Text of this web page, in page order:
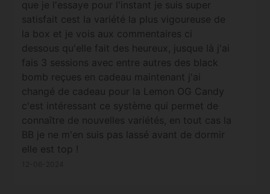
que je l'essaye pour l'instant je suis super
satisfait cest la variété la plus vigoureuse de
la box et je vois aux commentaires ci
dessous qu'elle fait des heureux, jusque là j'ai
fais 3 sessions avec entre autres des black
bomb reçues en cadeau maintenant j'ai
changé de cadeau pour la Lemon OG Candy
c'est intéressant ce système qui permet de
connaître de nouvelles variétés, en tout cas la
BB je ne m'en suis pas lassé avant de dormir
elle est top !